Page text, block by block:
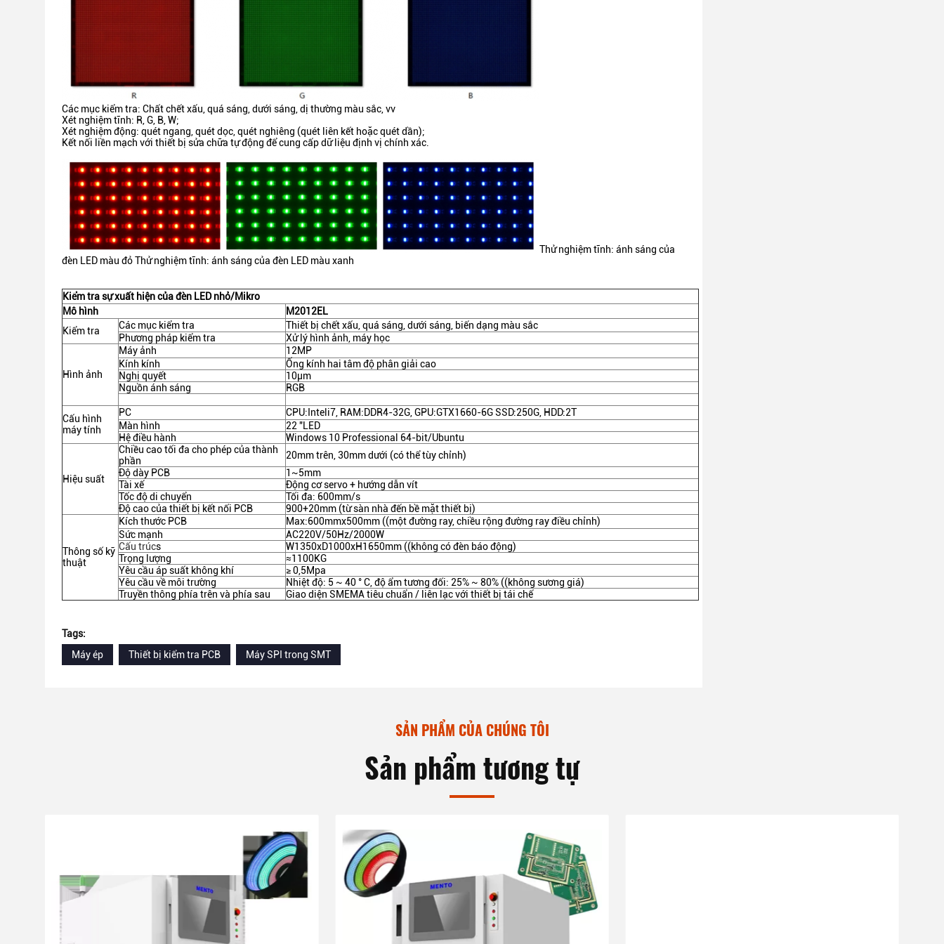
Các mục kiểm tra: Chất chết xấu, quá sáng, dưới sáng, dị thường màu sắc, vv
Xét nghiệm tĩnh: R, G, B, W;
Xét nghiệm động: quét ngang, quét dọc, quét nghiêng (quét liên kết hoặc quét dần);
Kết nối liền mạch với thiết bị sửa chữa tự động để cung cấp dữ liệu định vị chính xác.
Thử nghiệm tĩnh: ánh sáng của
đèn LED màu đỏ Thử nghiệm tĩnh: ánh sáng của đèn LED màu xanh
Kiểm tra sự xuất hiện của đèn LED nhỏ/Mikro
Mô hình
M2012EL
Kiểm tra
Các mục kiểm tra
Thiết bị chết xấu, quá sáng, dưới sáng, biến dạng màu sắc
Phương pháp kiểm tra
Xử lý hình ảnh, máy học
Hình ảnh
Máy ảnh
12MP
Kính kính
Ống kính hai tâm độ phân giải cao
Nghị quyết
10μm
Nguồn ánh sáng
RGB
Cấu hình
máy tính
PC
CPU:Inteli7, RAM:DDR4-32G, GPU:GTX1660-6G SSD:250G, HDD:2T
Màn hình
22 "LED
Hệ điều hành
Windows 10 Professional 64-bit/Ubuntu
Hiệu suất
Chiều cao tối đa cho phép của thành
phần
20mm trên, 30mm dưới (có thể tùy chỉnh)
Độ dày PCB
1~5mm
Tài xế
Động cơ servo + hướng dẫn vít
Tốc độ di chuyển
Tối đa: 600mm/s
Độ cao của thiết bị kết nối PCB
900+20mm (từ sàn nhà đến bề mặt thiết bị)
Thông số kỹ
thuật
Kích thước PCB
Max:600mmx500mm ((một đường ray, chiều rộng đường ray điều chỉnh)
Sức mạnh
AC220V/50Hz/2000W
Cấu trúcs
W1350xD1000xH1650mm ((không có đèn báo động)
Trọng lượng
≈1100KG
Yêu cầu áp suất không khí
≥ 0,5Mpa
Yêu cầu về môi trường
Nhiệt độ: 5 ~ 40 ° C, độ ẩm tương đối: 25% ~ 80% ((không sương giá)
Truyền thông phía trên và phía sau
Giao diện SMEMA tiêu chuẩn / liên lạc với thiết bị tái chế
Tags:
Máy ép
Thiết bị kiểm tra PCB Máy SPI trong SMT
SẢN PHẨM CỦA CHÚNG TÔI
Sản phẩm tương tự